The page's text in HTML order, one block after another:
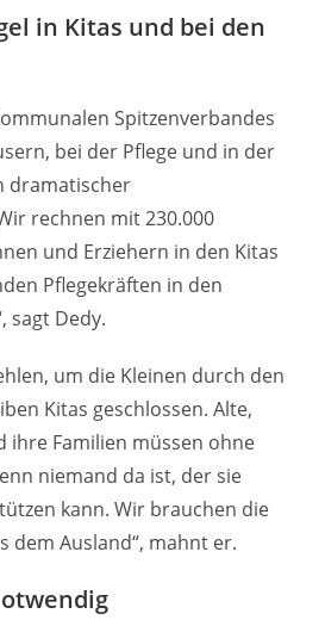
in Kitas und bei den
Spitzenverbandes
bei der Pflege und in der
dramatischer
rechnen mit 230.000
und Erziehern in den Kitas
Pflegekräften in den
sagt Dedy.
um die Kleinen durch den
Kitas geschlossen. Alte,
ihre Familien müssen ohne
niemand da ist, der sie
kann. Wir brauchen die
dem Ausland“, mahnt er.